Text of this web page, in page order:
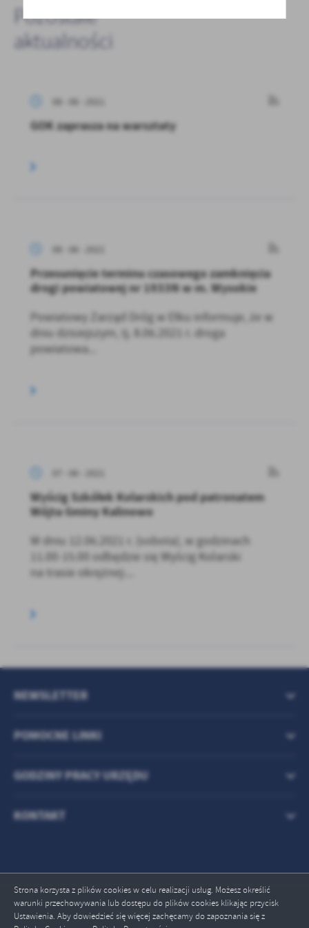
Strona korzysta z plików cookies w celu realizacji usług. Możesz określić
warunki przechowywania lub dostępu do plików cookies klikając przycisk
Ustawienia. Aby dowiedzieć się więcej zachęcamy do zapoznania się z
Pozostałe
aktualności
08 - 06 - 2021
GOK zaprasza na warsztaty
08 - 06 - 2021
Przesunięcie terminu czasowego zamknięcia
drogi powiatowej nr 1933N w m. Wysokie
Powiatowy Zarząd Dróg w Ełku informuje, że w
dniu dzisiejszym, tj. 8.06.2021 r. droga
powiatowa...
07 - 06 - 2021
Wyścig Szkółek Kolarskich pod patronatem
Wójta Gminy Kalinowo
W dniu 12.06.2021 r. (sobota), w godzinach
11.00-15.00 odbędzie się Wyścig Kolarski
na trasie okrężnej:...
POMOCNE LINKI
NEWSLETTER
GODZINY PRACY URZĘDU
KONTAKT
Odwiedzin: 709121